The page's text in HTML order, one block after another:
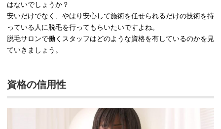
はないでしょうか？
安いだけでなく、やはり安心して施術を任せられるだけの技術を持
っている人に脱毛を行ってもらいたいですよね。
脱毛サロンで働くスタッフはどのような資格を有しているのかを見
ていきましょう。
資格の信用性